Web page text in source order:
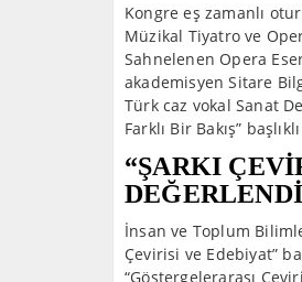
Kongre eş zamanlı
Müzikal Tiyatro ve
Sahnelenen Opera
akademisyen Sitare
Türk caz vokal Sanat
Farklı Bir Bakış”
“ŞARKI
İnsan ve Toplum
Çevirisi ve Edebiyat”
“Göstergelerarası